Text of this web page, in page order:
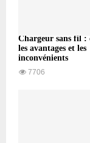
Chargeur sans fil :
les avantages et les
inconvénients
7706